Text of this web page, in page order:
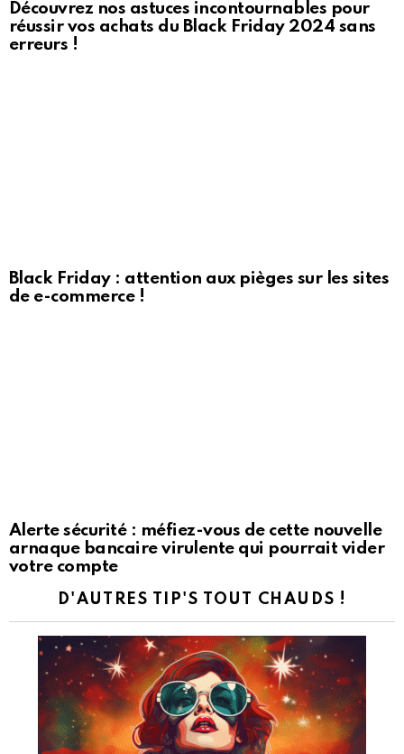
Découvrez nos astuces incontournables pour
réussir vos achats du Black Friday 2024 sans
erreurs !
Black Friday : attention aux pièges sur les sites
de e-commerce !
Alerte sécurité : méfiez-vous de cette nouvelle
arnaque bancaire virulente qui pourrait vider
votre compte
D'AUTRES TIP'S TOUT CHAUDS !